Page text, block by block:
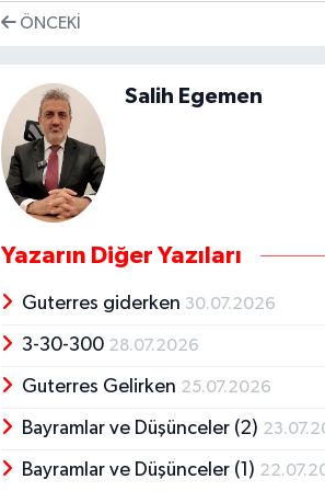
ÖNCEKI
Salih Egemen
Yazarın Diğer Yazıları
Guterres giderken 30.07.2026
3-30-300 28.07.2026
Guterres Gelirken 25.07.2026
Bayramlar ve Düşünceler (2)
Bayramlar ve Düşünceler (1)